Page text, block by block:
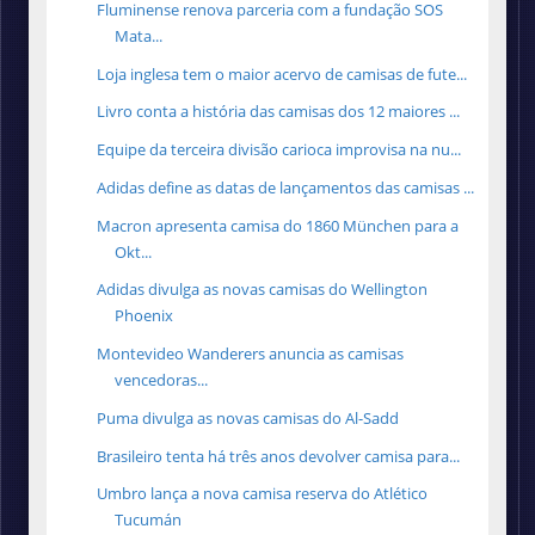
Fluminense renova parceria com a fundação SOS
Mata...
Loja inglesa tem o maior acervo de camisas de fute...
Livro conta a história das camisas dos 12 maiores ...
Equipe da terceira divisão carioca improvisa na nu...
Adidas define as datas de lançamentos das camisas ...
Macron apresenta camisa do 1860 München para a
Okt...
Adidas divulga as novas camisas do Wellington
Phoenix
Montevideo Wanderers anuncia as camisas
vencedoras...
Puma divulga as novas camisas do Al-Sadd
Brasileiro tenta há três anos devolver camisa para...
Umbro lança a nova camisa reserva do Atlético
Tucumán